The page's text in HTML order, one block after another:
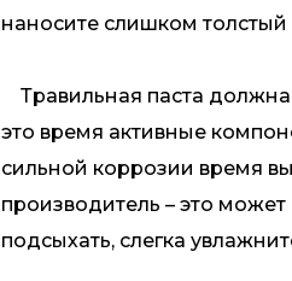
наносите слишком
Травильная паста должна
это время активные
сильной коррозии время
производитель – это
подсыхать, слегка